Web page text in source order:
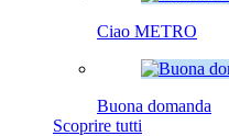
Ciao METRO
Buona domanda
Scoprire tutti